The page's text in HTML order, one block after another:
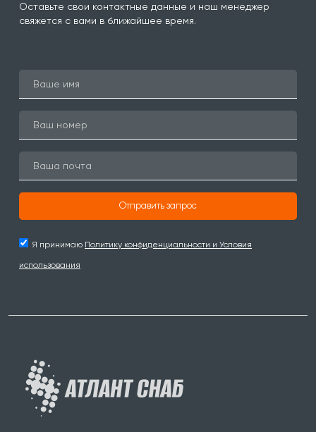
Оставьте свои контактные данные и наш менеджер
свяжется с вами в ближайшее время.
Отправить запрос
Я принимаю Политику конфиденциальности и Условия
использования